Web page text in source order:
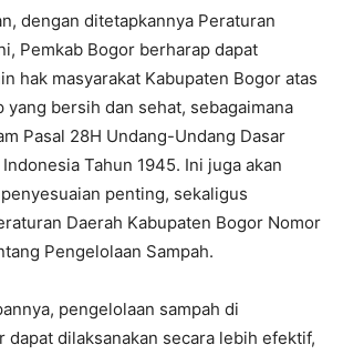
dengan ditetapkannya Peraturan
Pemkab Bogor berharap dapat
hak masyarakat Kabupaten Bogor atas
yang bersih dan sehat, sebagaimana
Pasal 28H Undang-Undang Dasar
Tahun 1945. Ini juga akan
penting, sekaligus
Daerah Kabupaten Bogor Nomor
Pengelolaan Sampah.
pengelolaan sampah di
dapat dilaksanakan secara lebih efektif,